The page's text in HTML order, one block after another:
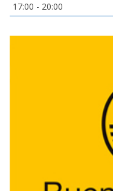
17:00 - 20:00